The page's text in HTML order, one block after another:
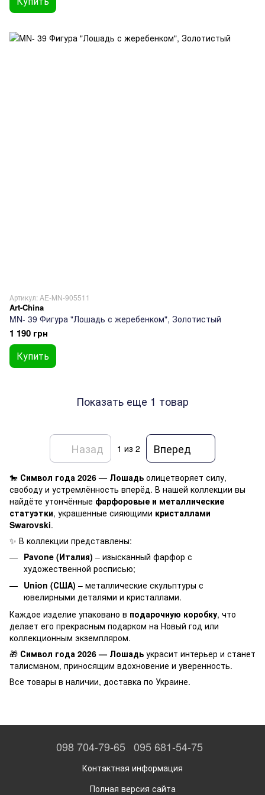
Артикул: AE-MN-905511
Art-China
MN- 39 Фигура "Лошадь с жеребенком", Золотистый
1 190 грн
Купить
Показать еще 1 товар
Назад 1 из 2 Вперед
🐎 Символ года 2026 — Лошадь олицетворяет силу,
свободу и устремлённость вперёд. В нашей коллекции вы
найдёте утончённые фарфоровые и металлические
статуэтки, украшенные сияющими кристаллами
Swarovski.
✨ В коллекции представлены:
Pavone (Италия) – изысканный фарфор с
художественной росписью;
Union (США) – металлические скульптуры с
ювелирными деталями и кристаллами.
Каждое изделие упаковано в подарочную коробку, что
делает его прекрасным подарком на Новый год или
коллекционным экземпляром.
🎁 Символ года 2026 — Лошадь украсит интерьер и станет
талисманом, приносящим вдохновение и уверенность.
Все товары в наличии, доставка по Украине.
098 704-79-65 095 681-54-75
Контактная информация
Полная версия сайта